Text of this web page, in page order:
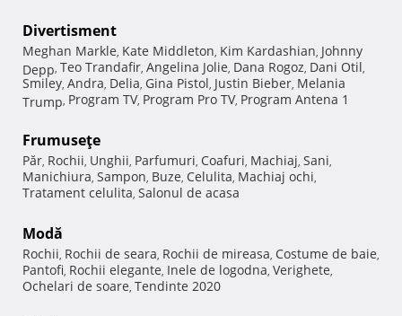
Divertisment
Meghan Markle, Kate Middleton, Kim Kardashian, Johnny
Depp, Teo Trandafir, Angelina Jolie, Dana Rogoz, Dani Otil,
Smiley, Andra, Delia, Gina Pistol, Justin Bieber, Melania
Trump, Program TV, Program Pro TV, Program Antena 1
Frumuseţe
Păr, Rochii, Unghii, Parfumuri, Coafuri, Machiaj, Sani,
Manichiura, Sampon, Buze, Celulita, Machiaj ochi,
Tratament celulita, Salonul de acasa
Modă
Rochii, Rochii de seara, Rochii de mireasa, Costume de baie,
Pantofi, Rochii elegante, Inele de logodna, Verighete,
Ochelari de soare, Tendinte 2020